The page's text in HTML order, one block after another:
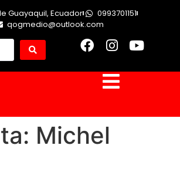
Guayaquil, Ecuador
0993701151
qogmedio@outlook.com
Michel